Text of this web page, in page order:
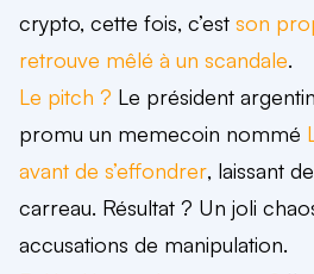
crypto, cette fois, c’est son
retrouve mêlé à un scandale.
Le pitch ? Le président argentin
promu un memecoin nommé
avant de s’effondrer, laissant
carreau. Résultat ? Un joli
accusations de manipulation.